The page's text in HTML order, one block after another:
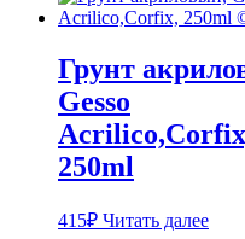
Грунт
Gesso
250ml
415₽ Читать далее